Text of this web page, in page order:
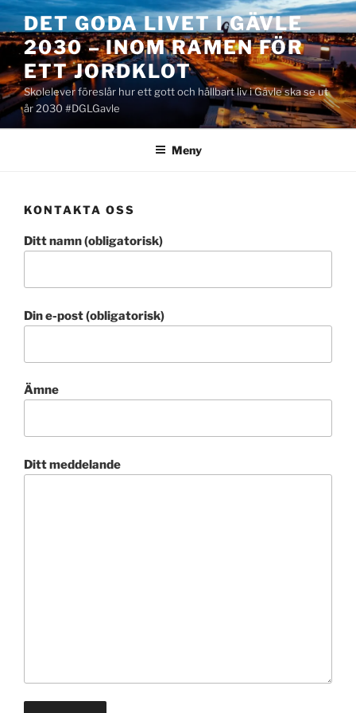
Hoppa
till
innehåll
DET GODA LIVET I GÄVLE
2030 – INOM RAMEN FÖR
ETT JORDKLOT
Skolelever föreslår hur ett gott och hållbart liv i Gävle ska se ut
år 2030 #DGLGavle
Meny
KONTAKTA OSS
Ditt namn (obligatorisk)
Din e-post (obligatorisk)
Ämne
Ditt meddelande